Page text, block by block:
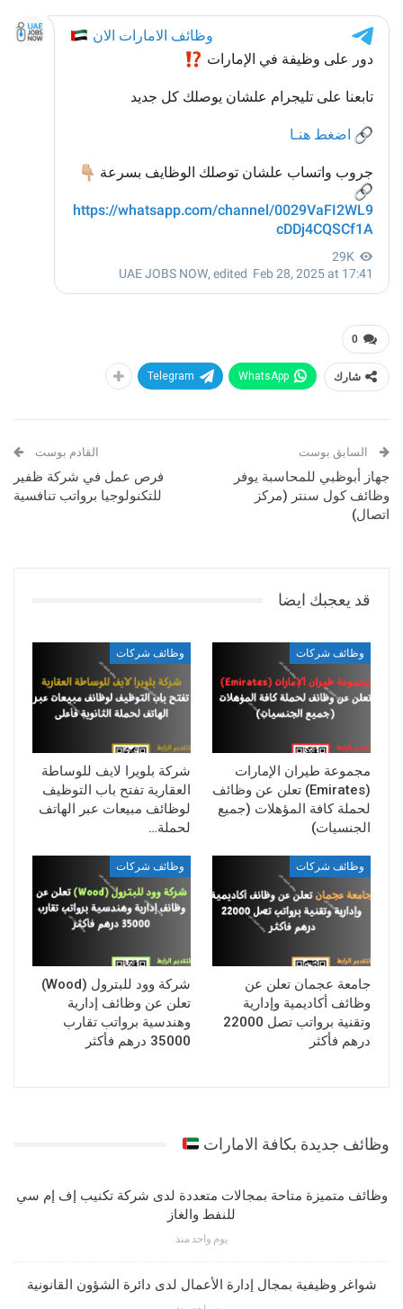
0
شارك WhatsApp
Telegram
السابق بوست
جهاز أبوظبي للمحاسبة يوفر
وظائف كول سنتر (مركز
اتصال)
القادم بوست
فرص عمل في شركة ظفير
للتكنولوجيا برواتب تنافسية
قد يعجبك ايضا
وظائف شركات
مجموعة طيران الإمارات
(Emirates) تعلن عن وظائف
لحملة كافة المؤهلات (جميع
الجنسيات)
وظائف شركات
شركة بلويرا لايف للوساطة
العقارية تفتح باب التوظيف
لوظائف مبيعات عبر الهاتف
لحملة…
وظائف شركات
جامعة عجمان تعلن عن
وظائف أكاديمية وإدارية
وتقنية برواتب تصل 22000
درهم فأكثر
وظائف شركات
شركة وود للبترول (Wood)
تعلن عن وظائف إدارية
وهندسية برواتب تقارب
35000 درهم فأكثر
وظائف جديدة بكافة الامارات
وظائف متميزة متاحة بمجالات متعددة لدى شركة تكنيب إف إم سي
للنفط والغاز
يوم واحد منذ
شواغر وظيفية بمجال إدارة الأعمال لدى دائرة الشؤون القانونية